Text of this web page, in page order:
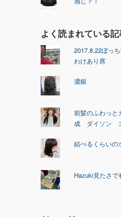
よく読まれている
2017.8.22ぼっ
わけあり席
濃銀
前髪のふわっと
成 ダイソン
結べるくらいの
Hazuki見たさで